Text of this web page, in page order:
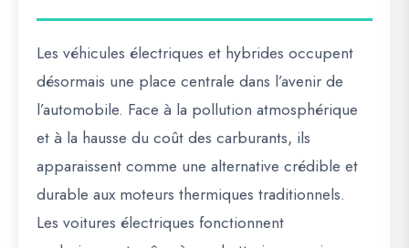
Les véhicules électriques et hybrides occupent
désormais une place centrale dans l’avenir de
l’automobile. Face à la pollution atmosphérique
et à la hausse du coût des carburants, ils
apparaissent comme une alternative crédible et
durable aux moteurs thermiques traditionnels.
Les voitures électriques fonctionnent